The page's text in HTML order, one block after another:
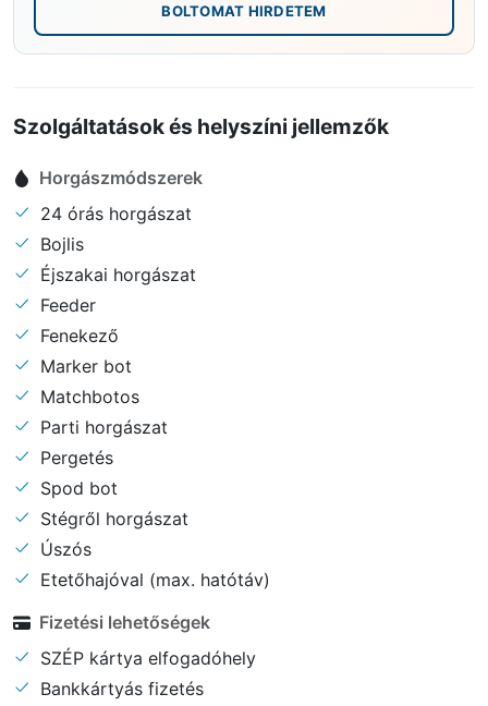
BOLTOMAT HIRDETEM
Szolgáltatások és helyszíni jellemzők
Horgászmódszerek
24 órás horgászat
Bojlis
Éjszakai horgászat
Feeder
Fenekező
Marker bot
Matchbotos
Parti horgászat
Pergetés
Spod bot
Stégről horgászat
Úszós
Etetőhajóval (max. hatótáv)
Fizetési lehetőségek
SZÉP kártya elfogadóhely
Bankkártyás fizetés